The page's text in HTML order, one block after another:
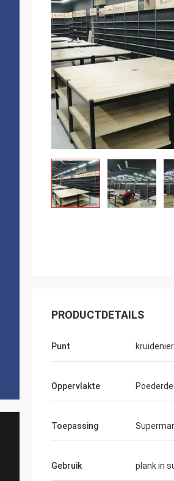
PRODUCTDETAILS
Punt
Oppervlakte
Toepassing
Gebruik plank in